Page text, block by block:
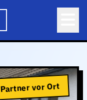
Partner vor Ort